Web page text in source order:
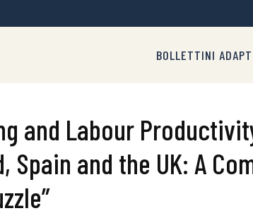
BOLLETTINI ADAPT
and Labour
Spain and the UK: A